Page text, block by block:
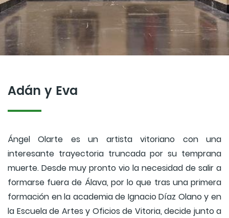
Adán y Eva
Ángel Olarte es un artista vitoriano con una
interesante trayectoria truncada por su temprana
muerte. Desde muy pronto vio la necesidad de salir a
formarse fuera de Álava, por lo que tras una primera
formación en la academia de Ignacio Díaz Olano y en
la Escuela de Artes y Oficios de Vitoria, decide junto a